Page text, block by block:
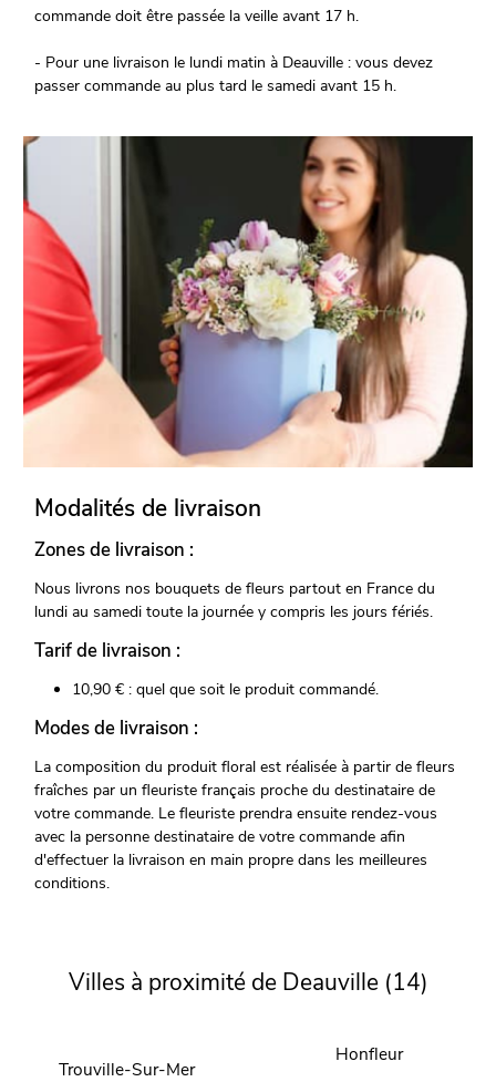
commande doit être passée la veille avant 17 h.
- Pour une livraison le lundi matin à Deauville : vous devez
passer commande au plus tard le samedi avant 15 h.
Modalités de livraison
Zones de livraison :
Nous livrons nos bouquets de fleurs partout en France du
lundi au samedi toute la journée y compris les jours fériés.
Tarif de livraison :
10,90 € : quel que soit le produit commandé.
Modes de livraison :
La composition du produit floral est réalisée à partir de fleurs
fraîches par un fleuriste français proche du destinataire de
votre commande. Le fleuriste prendra ensuite rendez-vous
avec la personne destinataire de votre commande afin
d'effectuer la livraison en main propre dans les meilleures
conditions.
Villes à proximité de Deauville (14)
Trouville-Sur-Mer
Honfleur